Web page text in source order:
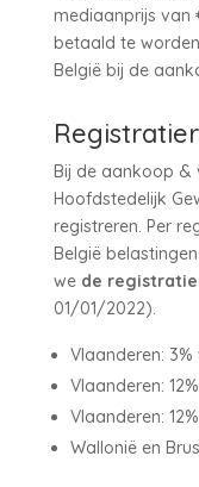
mediaanprijs van
betaald te
België bij de
Bij de aankoop &
Hoofdstedelijk
registreren. Per
België
we de
01/01/2022).
Vlaanderen:
Vlaanderen:
Vlaanderen:
Wallonië en